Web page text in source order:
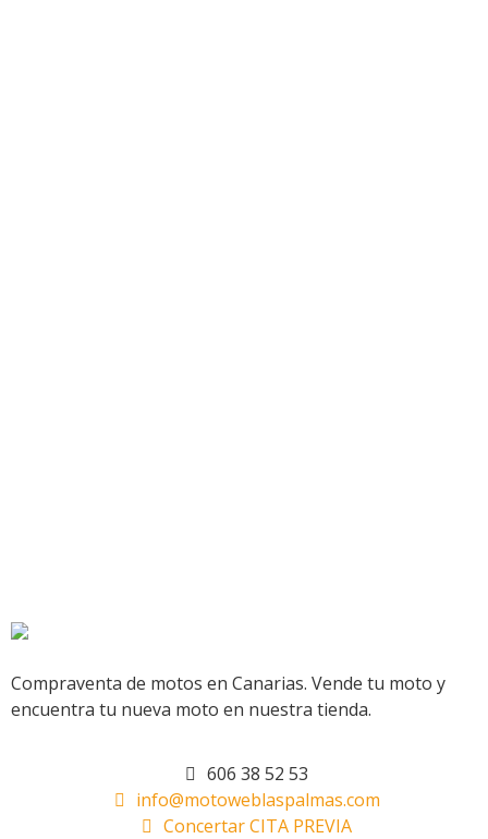
Compraventa de motos en Canarias. Vende tu moto y
encuentra tu nueva moto en nuestra tienda.
606 38 52 53
info@motoweblaspalmas.com
Concertar CITA PREVIA